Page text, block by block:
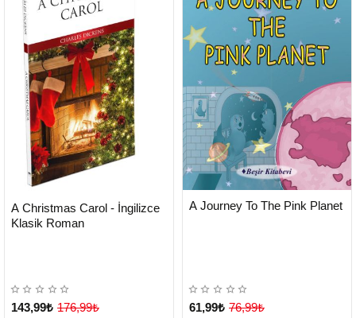
TESLİMAT
A Christmas Carol - İngilizce
Klasik Roman
143,99₺ 176,99₺
TESLİMAT
A Journey To The Pink Planet
61,99₺ 76,99₺